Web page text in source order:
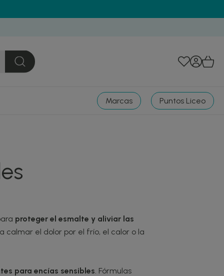
Marcas Puntos Liceo
proteger el esmalte y aliviar las
calmar el dolor por el frío, el calor o la
para encías sensibles. Fórmulas